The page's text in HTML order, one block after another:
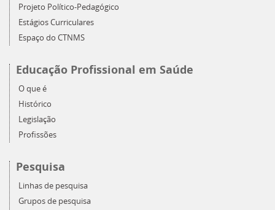
Projeto Político-Pedagógico
Estágios Curriculares
Espaço do CTNMS
Educação Profissional em Saúde
O que é
Histórico
Legislação
Profissões
Pesquisa
Linhas de pesquisa
Grupos de pesquisa